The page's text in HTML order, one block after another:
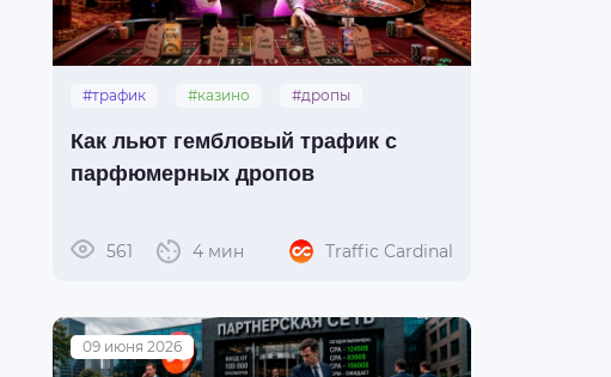
#трафик #казино #дропы
Как льют гембловый трафик с
парфюмерных дропов
561 4 мин Traffic Cardinal
09 июня 2026